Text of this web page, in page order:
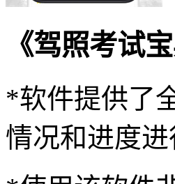
《驾照考试
*软件提供了
情况和进度